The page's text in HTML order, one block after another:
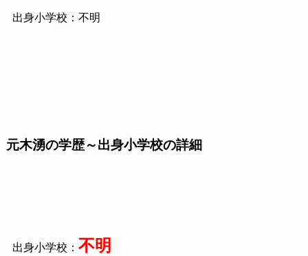
出身小学校：不明
元木湧の学歴～出身小学校の詳細
出身小学校： 不明